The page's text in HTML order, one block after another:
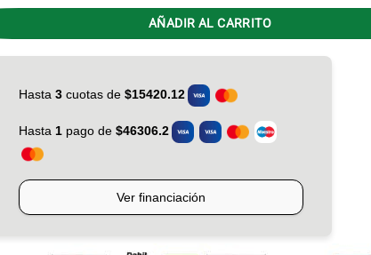
AÑADIR AL CARRITO